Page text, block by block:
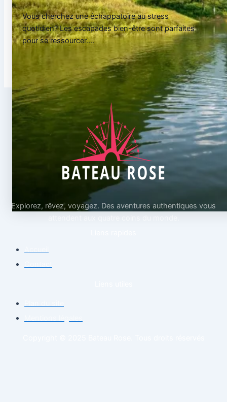
Vous cherchez une échappatoire au stress
quotidien? Les escapades bien-être sont parfaites
pour se ressourcer....
Explorez, rêvez, voyagez. Des aventures authentiques vous